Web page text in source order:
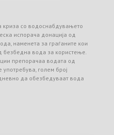
криза со водоснабдувањето
испорача донација од
наменета за граѓаните кои
безбедна вода за користење.
препорачаа водата од
голем број
да обезбедуваат вода